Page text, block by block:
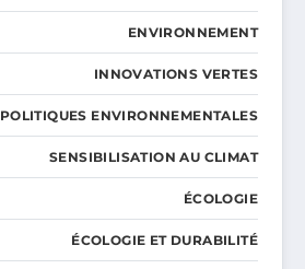
ENVIRONNEMENT
INNOVATIONS VERTES
POLITIQUES ENVIRONNEMENTALES
SENSIBILISATION AU CLIMAT
ÉCOLOGIE
ÉCOLOGIE ET DURABILITÉ